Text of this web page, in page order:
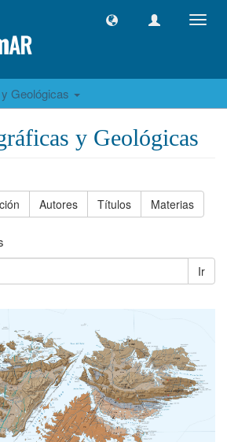
Geológicas
y Geológicas
Autores Títulos Materias
Ir